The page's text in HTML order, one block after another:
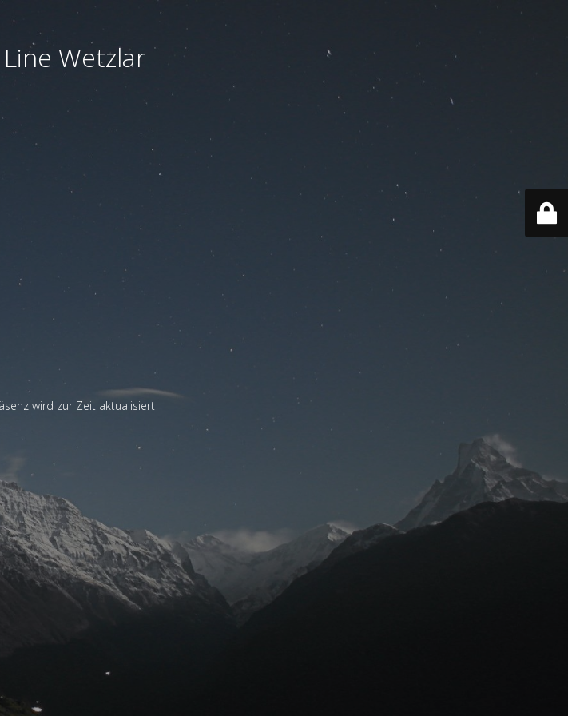
Wetzlar
wird zur Zeit aktualisiert